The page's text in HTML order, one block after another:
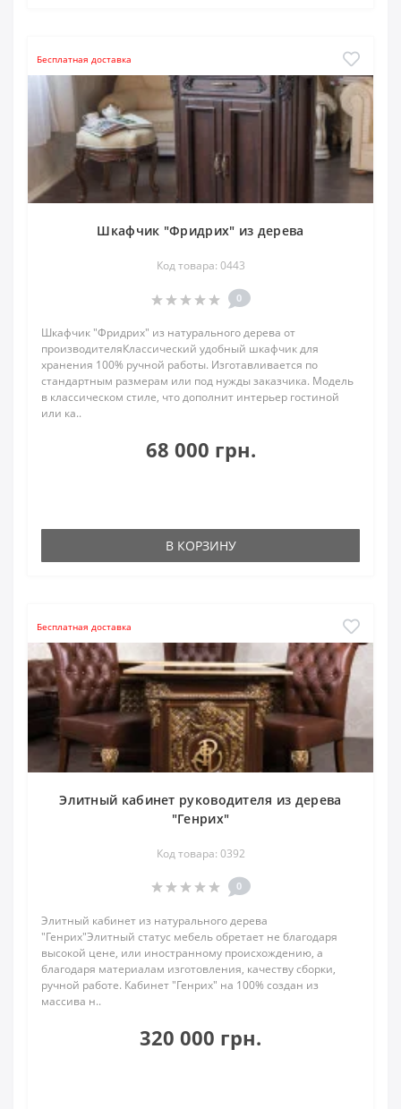
Бесплатная доставка
Шкафчик "Фридрих" из дерева
Код товара: 0443
0
Шкафчик "Фридрих" из натурального дерева от
производителяКлассический удобный шкафчик для
хранения 100% ручной работы. Изготавливается по
стандартным размерам или под нужды заказчика. Модель
в классическом стиле, что дополнит интерьер гостиной
или ка..
68 000 грн.
В КОРЗИНУ
Бесплатная доставка
Элитный кабинет руководителя из дерева
"Генрих"
Код товара: 0392
0
Элитный кабинет из натурального дерева
"Генрих"Элитный статус мебель обретает не благодаря
высокой цене, или иностранному происхождению, а
благодаря материалам изготовления, качеству сборки,
ручной работе. Кабинет "Генрих" на 100% создан из
массива н..
320 000 грн.